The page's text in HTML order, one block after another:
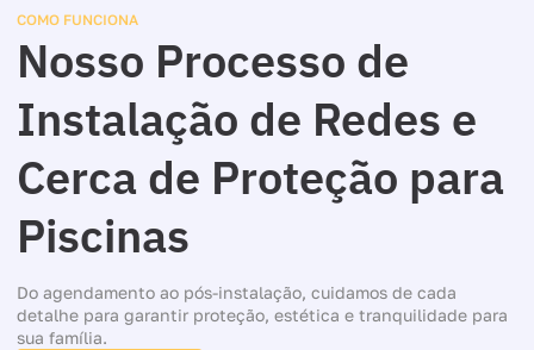
COMO FUNCIONA
Nosso Processo de
Instalação de Redes e
Cerca de Proteção para
Piscinas
Do agendamento ao pós-instalação, cuidamos de cada
detalhe para garantir proteção, estética e tranquilidade para
sua família.